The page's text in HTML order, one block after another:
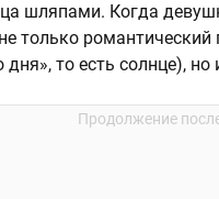
шляпами. Когда
только
то есть солнце),